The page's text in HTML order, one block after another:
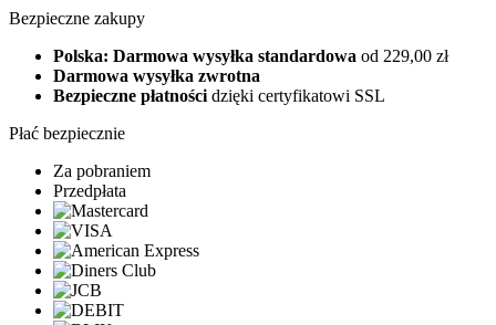
Bezpieczne zakupy
Polska: Darmowa wysyłka standardowa od 229,00 zł
Darmowa wysyłka zwrotna
Bezpieczne płatności dzięki certyfikatowi SSL
Płać bezpiecznie
Za pobraniem
Przedpłata